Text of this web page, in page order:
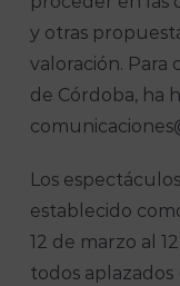
y otras
valoración.
de Córdoba, ha
Los
establecido
12 de marzo al
todos aplazados